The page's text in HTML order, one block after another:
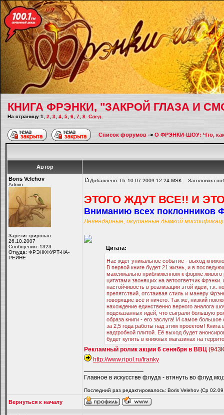
КНИГА ФРЭНКИ, "ЗАКРОЙ ГЛАЗА И
На страницу 1 2 3 4 5 6 7 8 След.
Список форумов -> О ФРЭНКИ-ШОУ: Что,
Автор
Boris Velehov
Admin
Зарегистрирован:
26.10.2007
Сообщения: 1323
Откуда: ФРЭНКФУРТ-НА-
РЕЙНЕ
Добавлено: Пт 10.07.2009 12:24 MSK Заголовок
ЭТОГО ЖДУТ ВСЕ!! И
Вниманию всех поклонников
Легендарные, окутанные дымкой
Цитата:
Нас ждет уникальное событие - выход
В первой книге будет 21 жизнь, и в
максимально приближенном к форме
цитатами звонящих на автоответчик
настойчивость в реализации этой идеи, т.к.
препятствий, отстаивая стиль и манеру
говорящие всё и ничего. Так же, низкий
нахождение единственно верного аналога
подсказанных идей, что сыграли большую
образа книги - его заслуга! И самое
за 2,5 года работы над этим проектом!
надгробной плитой. Её выход будет
будет купить в книжных магазинах на
Рекламный ролик акции 6 сенября в ВВЦ
http://www.ripol.ru/franky
Главное в искусстве флуда - втянуть во флуд
Последний раз редактировалось: Boris Velehov (Ср
Вернуться к началу